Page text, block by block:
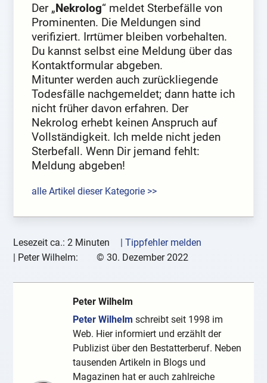
Der „Nekrolog“ meldet Sterbefälle von
Prominenten. Die Meldungen sind
verifiziert. Irrtümer bleiben vorbehalten.
Du kannst selbst eine Meldung über das
Kontaktformular abgeben.
Mitunter werden auch zurückliegende
Todesfälle nachgemeldet; dann hatte ich
nicht früher davon erfahren. Der
Nekrolog erhebt keinen Anspruch auf
Vollständigkeit. Ich melde nicht jeden
Sterbefall. Wenn Dir jemand fehlt:
Meldung abgeben!
alle Artikel dieser Kategorie >>
Lesezeit ca.: 2 Minuten
| Tippfehler melden
| Peter Wilhelm: © 30. Dezember 2022
Peter Wilhelm
Peter Wilhelm schreibt seit 1998 im
Web. Hier informiert und erzählt der
Publizist über den Bestatterberuf. Neben
tausenden Artikeln in Blogs und
Magazinen hat er auch zahlreiche